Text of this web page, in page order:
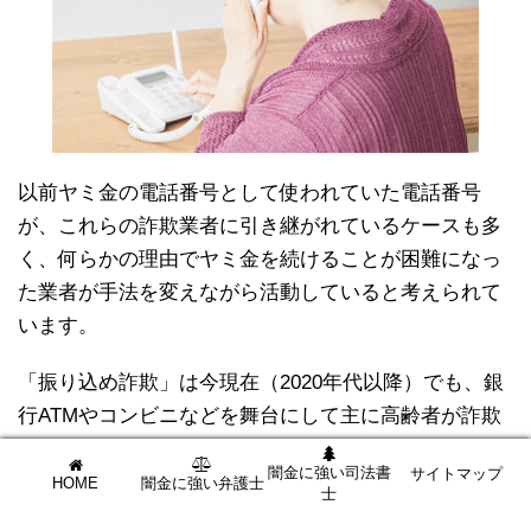
以前ヤミ金の電話番号として使われていた電話番号
が、これらの詐欺業者に引き継がれているケースも多
く、何らかの理由でヤミ金を続けることが困難になっ
た業者が手法を変えながら活動していると考えられて
います。
「振り込め詐欺」は今現在（2020年代以降）でも、銀
行ATMやコンビニなどを舞台にして主に高齢者が詐欺
業者にだまされるというケースが後を絶ちません。
1,990年代後半から
HOME 闇金に強い弁護士
闇金に強い司法書
士
サイトマップ